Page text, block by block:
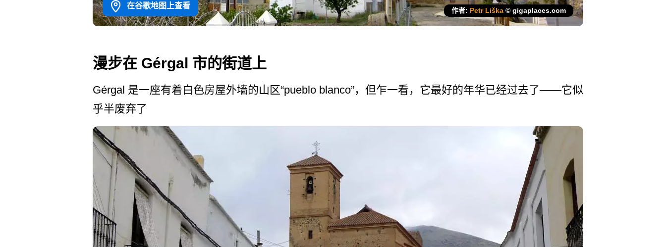
在谷歌地图上查看
作者: Petr Liška © gigaplaces.com
漫步在 Gérgal 市的街道上
Gérgal 是一座有着白色房屋外墙的山­区“pueblo blanco”，但乍一看，它最好­的年华已经过去了——它似
乎半废弃了